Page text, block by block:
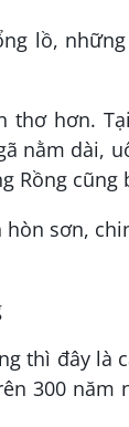
lồ,
thơ hơn.
nằm dài,
Rồng cũng
thì đây là
300